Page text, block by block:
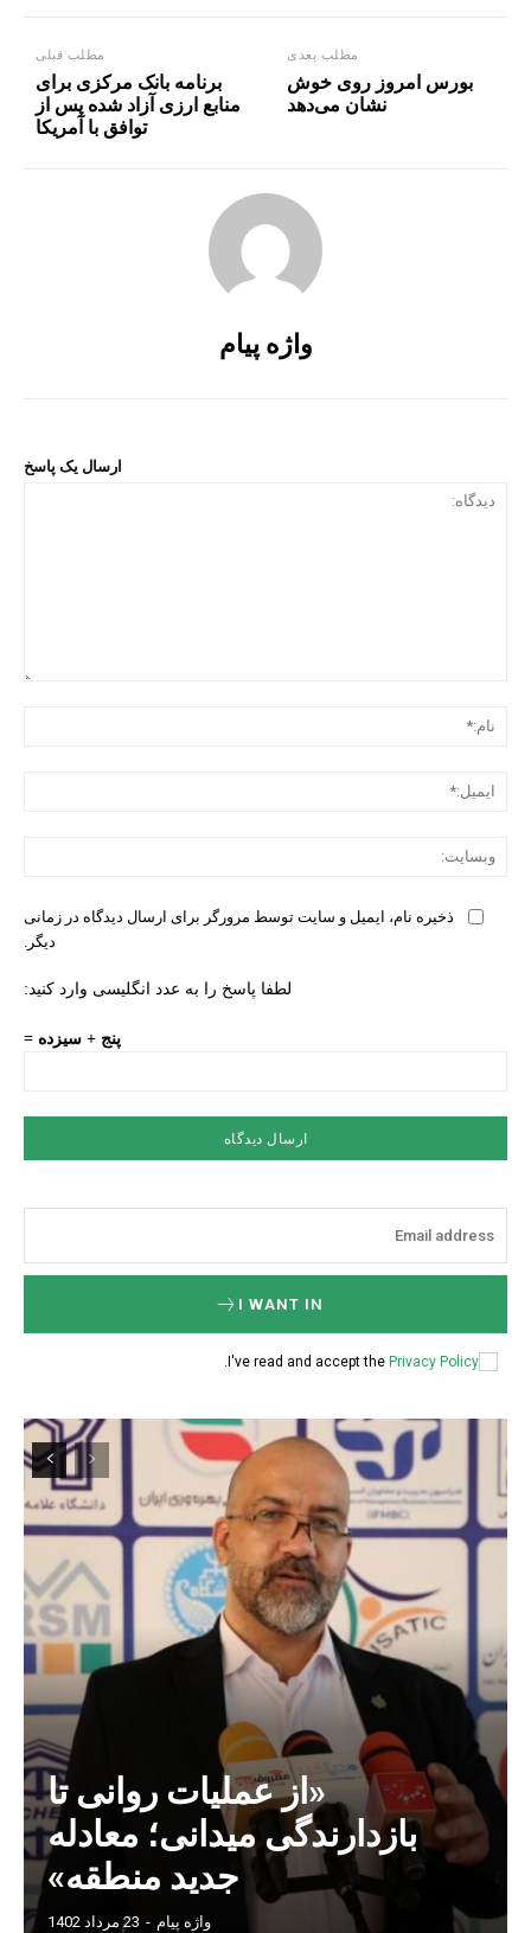
مطلب قبلی
برنامه بانک مرکزی برای
منابع ارزی آزاد شده پس از
توافق با آمریکا
مطلب بعدی
بورس امروز روی خوش
نشان می‌دهد
واژه پیام
ارسال یک پاسخ
ذخیره نام، ایمیل و سایت توسط مرورگر برای ارسال دیدگاه در زمانی
دیگر.
لطفا پاسخ را به عدد انگلیسی وارد کنید:
پنج + سیزده =
I WANT IN
I've read and accept the Privacy Policy
«از عملیات روانی تا
بازدارندگی میدانی؛ معادله
جدید منطقه»
واژه پیام - 23 مرداد 1402